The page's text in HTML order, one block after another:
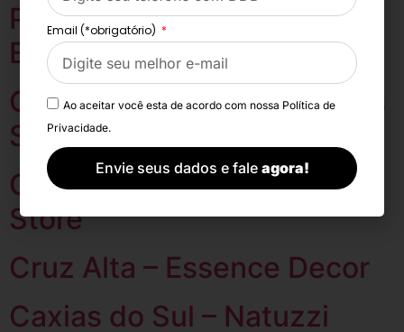
Passo Fundo – Natuzzi
Editions Store
Gramado – Natuzzi Editions
Store
Garibaldi – Natuzzi Editions
Store
Cruz Alta – Essence Decor
Caxias do Sul – Natuzzi
Email (*obrigatório)
Ao aceitar você esta de acordo com nossa Política de
Privacidade.
Envie seus dados e fale agora!